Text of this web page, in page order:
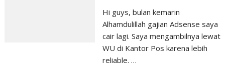
Hi guys, bulan kemarin
Alhamdulillah gajian Adsense saya
cair lagi. Saya mengambilnya lewat
WU di Kantor Pos karena lebih
reliable. …